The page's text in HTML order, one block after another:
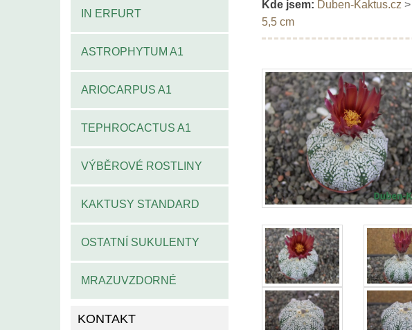
IN ERFURT
ASTROPHYTUM A1
ARIOCARPUS A1
TEPHROCACTUS A1
VÝBĚROVÉ ROSTLINY
KAKTUSY STANDARD
OSTATNÍ SUKULENTY
MRAZUVZDORNÉ
KONTAKT
Kde jsem: Duben-Kaktus.cz >
5,5 cm